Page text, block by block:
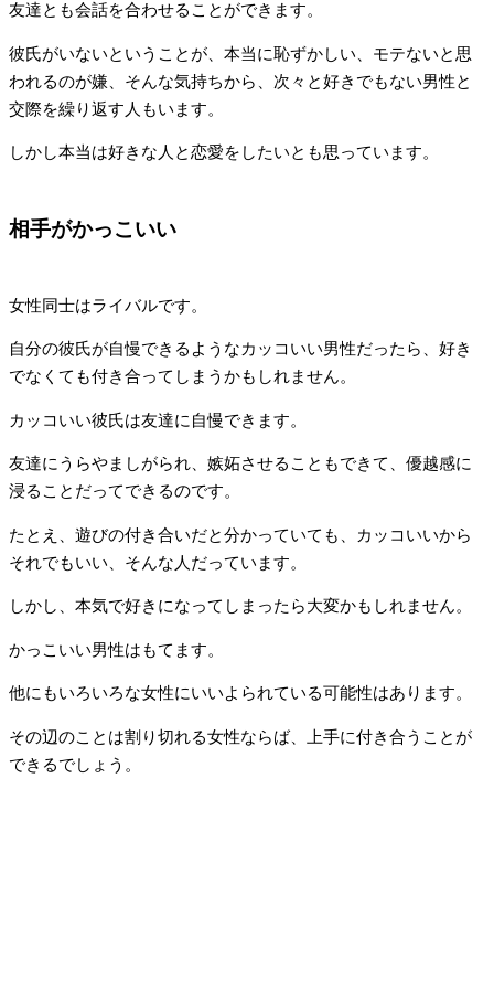
友達とも会話を合わせることができます。
彼氏がいないということが、本当に恥ずかしい、モテないと思
われるのが嫌、そんな気持ちから、次々と好きでもない男性と
交際を繰り返す人もいます。
しかし本当は好きな人と恋愛をしたいとも思っています。
相手がかっこいい
女性同士はライバルです。
自分の彼氏が自慢できるようなカッコいい男性だったら、好き
でなくても付き合ってしまうかもしれません。
カッコいい彼氏は友達に自慢できます。
友達にうらやましがられ、嫉妬させることもできて、優越感に
浸ることだってできるのです。
たとえ、遊びの付き合いだと分かっていても、カッコいいから
それでもいい、そんな人だっています。
しかし、本気で好きになってしまったら大変かもしれません。
かっこいい男性はもてます。
他にもいろいろな女性にいいよられている可能性はあります。
その辺のことは割り切れる女性ならば、上手に付き合うことが
できるでしょう。